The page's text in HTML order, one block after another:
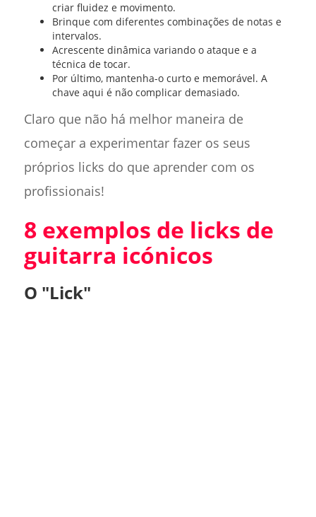
criar fluidez e movimento.
Brinque com diferentes combinações de notas e
intervalos.
Acrescente dinâmica variando o ataque e a
técnica de tocar.
Por último, mantenha-o curto e memorável. A
chave aqui é não complicar demasiado.
Claro que não há melhor maneira de
começar a experimentar fazer os seus
próprios licks do que aprender com os
profissionais!
8 exemplos de licks de
guitarra icónicos
O "Lick"